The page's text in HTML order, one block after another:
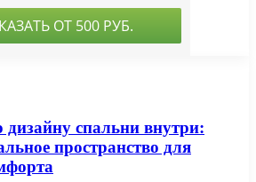
дизайну спальни внутри:
пространство для